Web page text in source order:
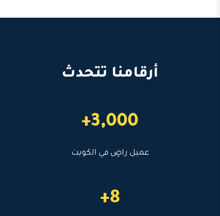
أرقامنا تتحدث
3,000+
عميل راضٍ في الكويت
8+